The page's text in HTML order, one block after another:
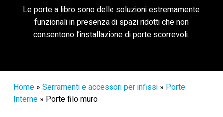
Le porte a libro sono delle soluzioni estremamente
funzionali in presenza di spazi ridotti che non
consentono l’installazione di porte scorrevoli.
Home» Serramenti e accessori per infissi» Porte
Interne» Porte filo muro